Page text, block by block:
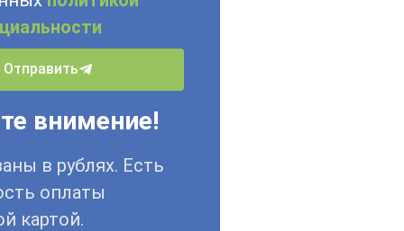
Отправить
внимение!
в рублях. Есть
оплаты
картой.